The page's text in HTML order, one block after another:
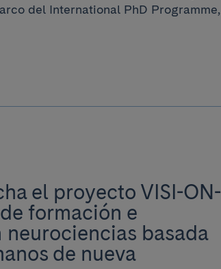
del International PhD Programme,
el proyecto VISI-ON-
formación e
basada
de nueva